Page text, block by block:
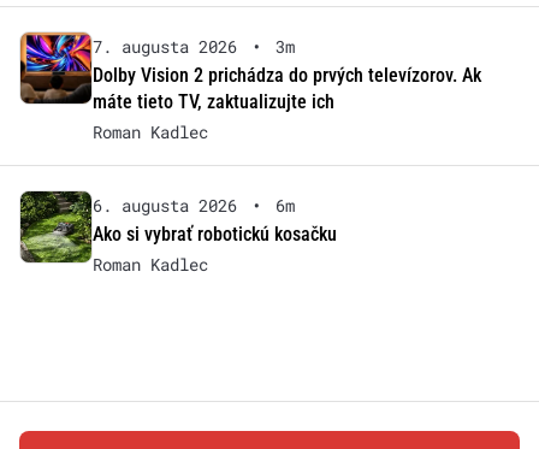
7. augusta 2026 •
3m
Dolby Vision 2 prichádza do prvých televízorov. Ak
máte tieto TV, zaktualizujte ich
Roman Kadlec
6. augusta 2026 •
6m
Ako si vybrať robotickú kosačku
Roman Kadlec